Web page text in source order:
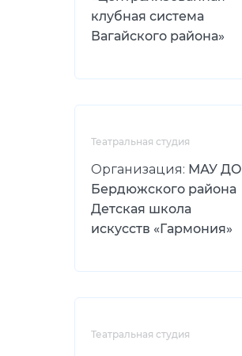
клубная система
Вагайского района»
Театральная студия
Организация: МАУ ДО
Бердюжского района
Детская школа
искусств «Гармония»
Театральная студия